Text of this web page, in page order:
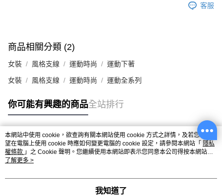
客服
商品相關分類 (2)
女裝 風格支線 運動時尚 運動下著
女裝 風格支線 運動時尚 運動全系列
你可能有興趣的商品全站排行
熱門標籤
本網站中使用 cookie，欲查詢有關本網站使用 cookie 方式之詳情，及若您不希
望在電腦上使用 cookie 時應如何變更電腦的 cookie 設定，請參閱本網站「 隱私
權條款 」之 Cookie 聲明。您繼續使用本網站即表示您同意本公司得按本網站使
用條款之 Cookie 聲明使用 cookie。
了解更多 >
我知道了